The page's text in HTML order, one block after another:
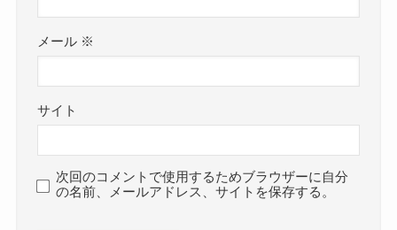
メール ※
サイト
次回のコメントで使用するためブラウザーに自分
の名前、メールアドレス、サイトを保存する。